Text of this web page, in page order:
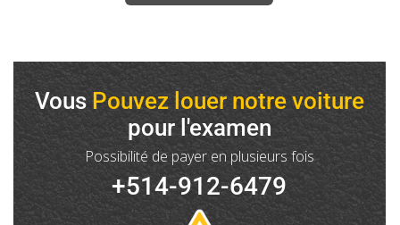
Vous Pouvez louer notre voiture
pour l'examen
Possibilité de payer en plusieurs fois
+514-912-6479